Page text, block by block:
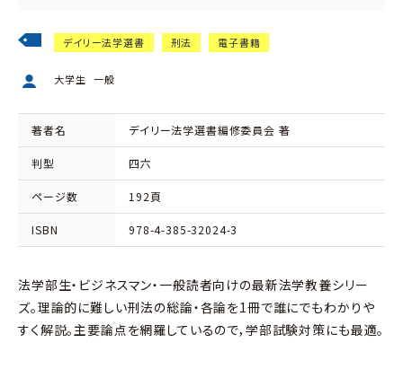
デイリー法学選書 刑法 電子書籍
大学生 一般
著者名 デイリー法学選書編修委員会 著
判型 四六
ページ数 192頁
ISBN 978-4-385-32024-3
法学部生・ビジネスマン・一般読者向けの最新法学教養シリー
ズ。理論的に難しい刑法の総論・各論を1冊で誰にでもわかりや
すく解説。主要論点を網羅しているので，学部試験対策にも最適。